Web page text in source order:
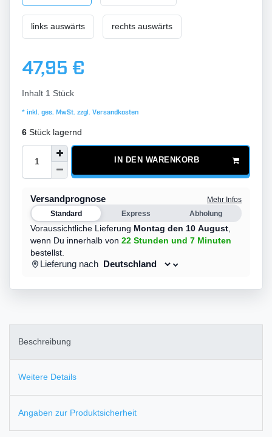
links auswärts rechts auswärts
47,95 €
Inhalt 1 Stück
* inkl. ges. MwSt. zzgl. Versandkosten
6 Stück lagernd
IN DEN WARENKORB
Versandprognose
Mehr Infos
Standard
Express Abholung
Voraussichtliche Lieferung Montag den 10 August
wenn Du innerhalb von 22 Stunden und 7 Minuten
bestellst.
Lieferung nach
Beschreibung
Weitere Details
Angaben zur Produktsicherheit